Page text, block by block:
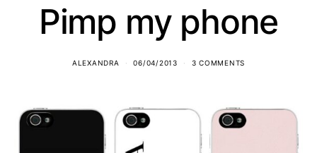
Pimp my phone
ALEXANDRA 06/04/2013 3 COMMENTS